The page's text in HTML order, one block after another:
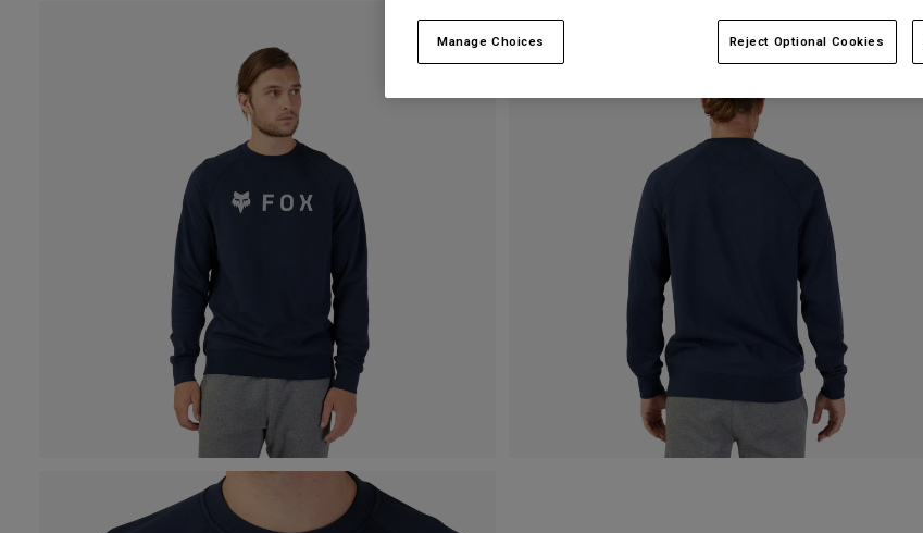
Manage Choices Reject Optional Cookies